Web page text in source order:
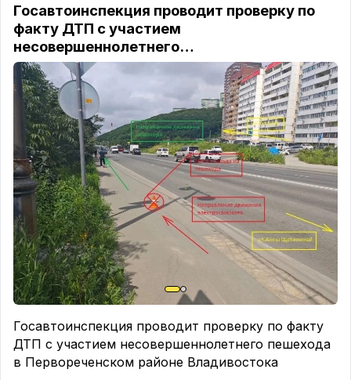
Госавтоинспекция проводит проверку по
факту ДТП с участием
несовершеннолетнего…
Госавтоинспекция проводит проверку по факту
ДТП с участием несовершеннолетнего пешехода
в Первореченском районе Владивостока